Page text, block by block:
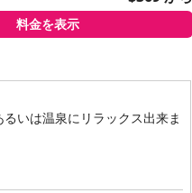
料金を表示
いは温泉にリラックス出来ま